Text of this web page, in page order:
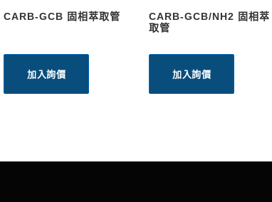
CARB-GCB 固相萃取管
加入詢價
CARB-GCB/NH2 固相萃
取管
加入詢價